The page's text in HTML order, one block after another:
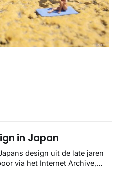
in Japan
design uit de late jaren
via het Internet Archive,